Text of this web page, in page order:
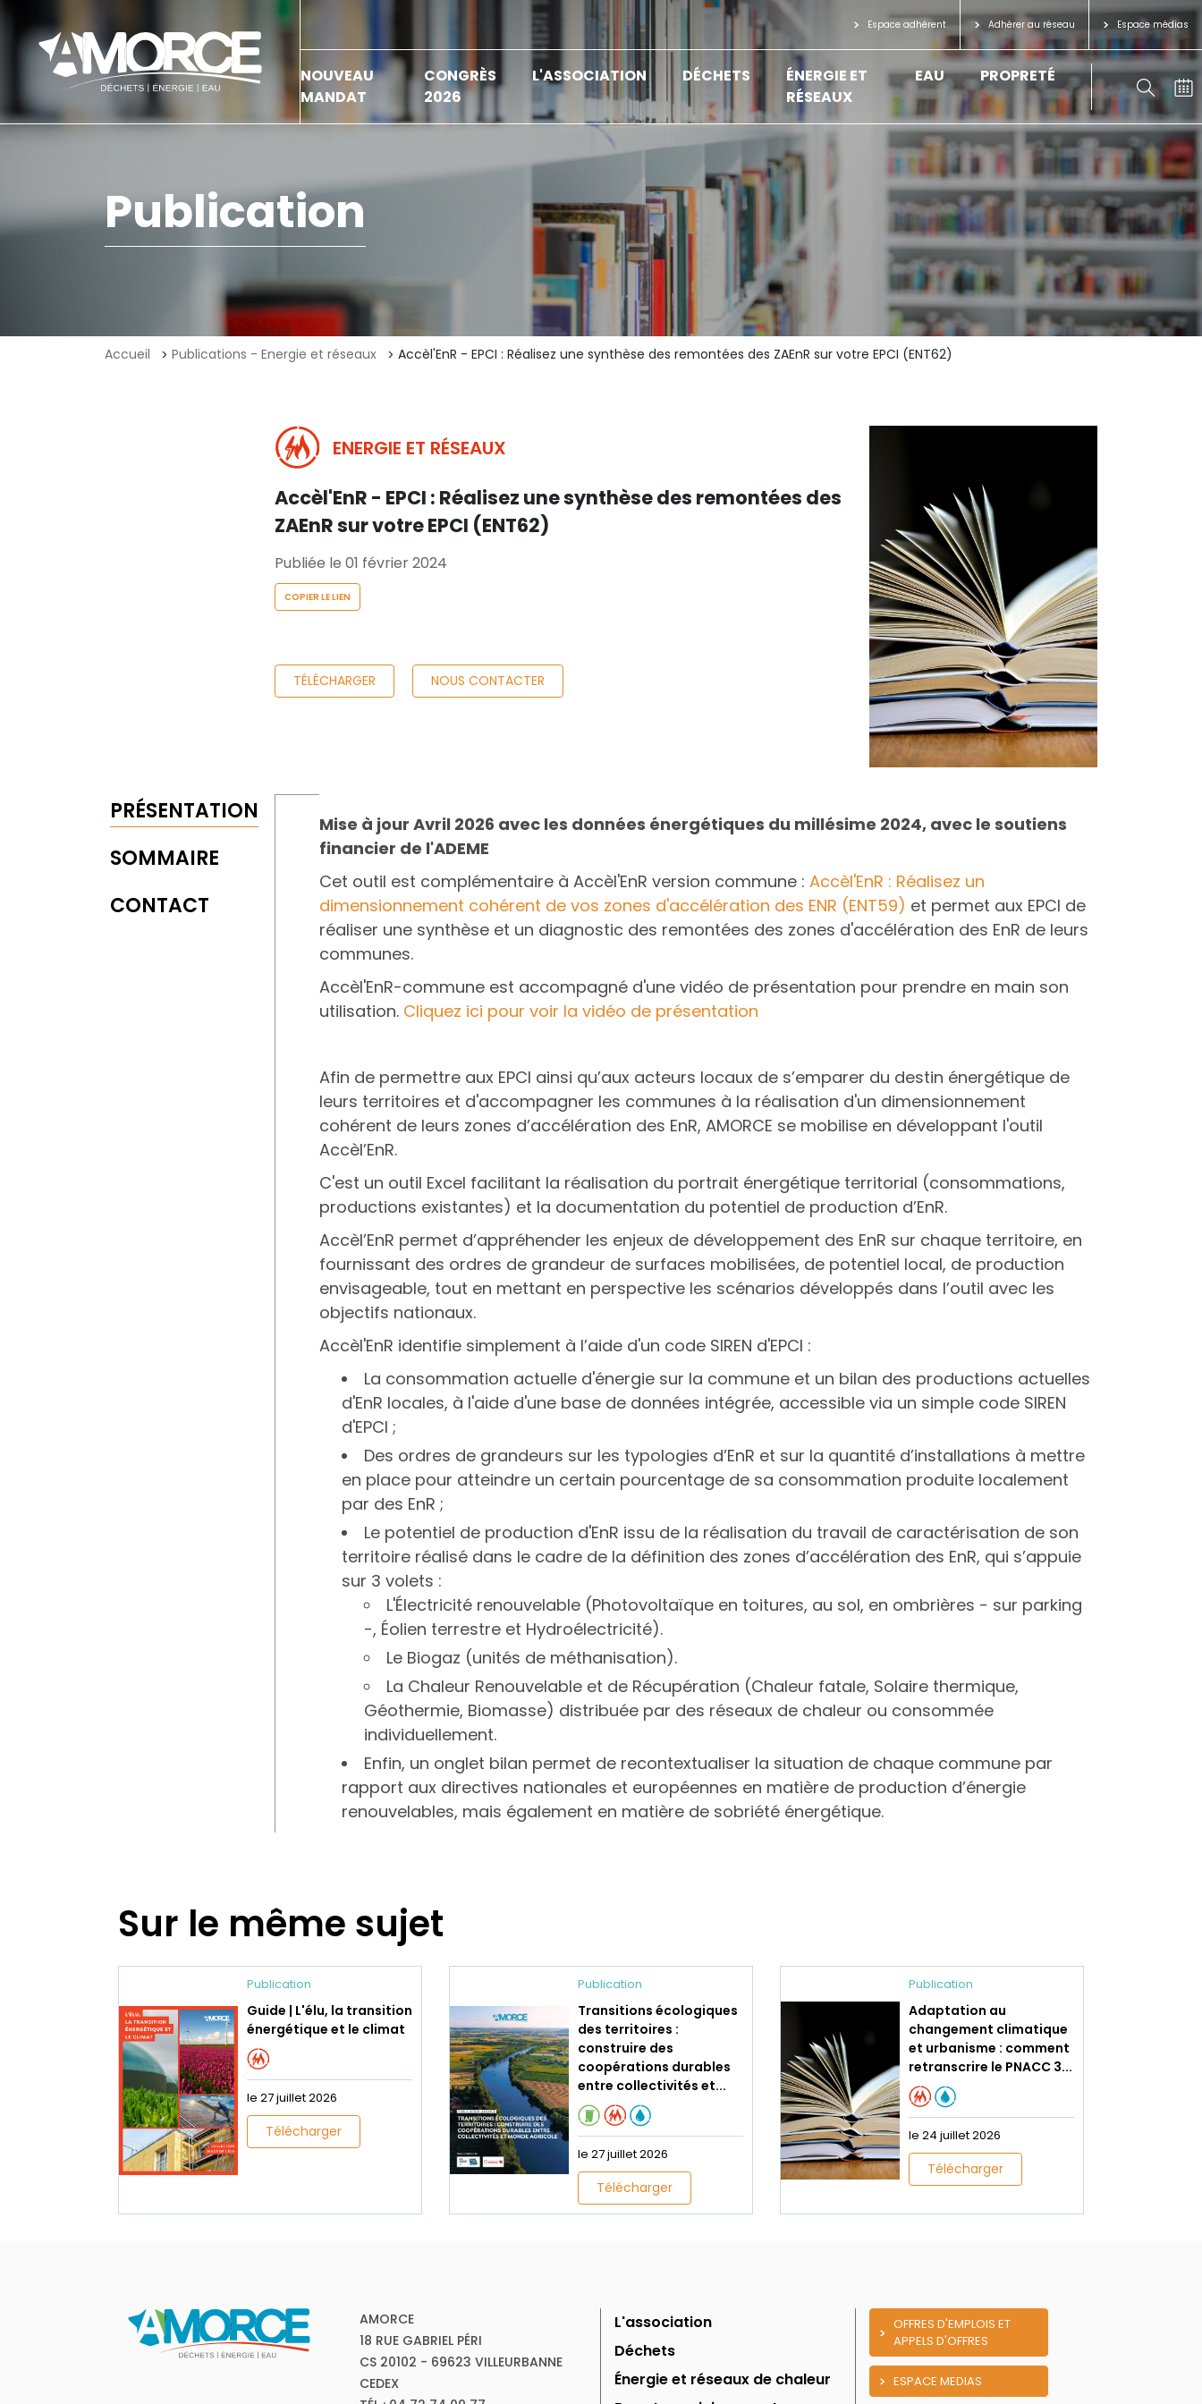
Espace adhérent Adhérer au réseau Espace médias
NOUVEAU
MANDAT
CONGRÈS
2026
L'ASSOCIATION DÉCHETS
ÉNERGIE ET
RÉSEAUX
EAU PROPRETÉ
Publication
Accueil Publications - Energie et réseaux Accèl'EnR - EPCI : Réalisez une synthèse des remontées des ZAEnR sur votre EPCI (ENT62)
ENERGIE ET RÉSEAUX
Accèl'EnR - EPCI : Réalisez une synthèse des remontées des
ZAEnR sur votre EPCI (ENT62)
Publiée le 01 février 2024
COPIER LE LIEN
TÉLÉCHARGER NOUS CONTACTER
PRÉSENTATION
SOMMAIRE
CONTACT
Mise à jour Avril 2026 avec les données énergétiques du millésime 2024, avec le soutiens
financier de l'ADEME
Cet outil est complémentaire à Accèl'EnR version commune : Accèl'EnR : Réalisez un
dimensionnement cohérent de vos zones d'accélération des ENR (ENT59) et permet aux EPCI de
réaliser une synthèse et un diagnostic des remontées des zones d'accélération des EnR de leurs
communes.
Accèl'EnR-commune est accompagné d'une vidéo de présentation pour prendre en main son
utilisation. Cliquez ici pour voir la vidéo de présentation
Afin de permettre aux EPCI ainsi qu’aux acteurs locaux de s’emparer du destin énergétique de
leurs territoires et d'accompagner les communes à la réalisation d'un dimensionnement
cohérent de leurs zones d’accélération des EnR, AMORCE se mobilise en développant l'outil
Accèl’EnR.
C'est un outil Excel facilitant la réalisation du portrait énergétique territorial (consommations,
productions existantes) et la documentation du potentiel de production d’EnR.
Accèl’EnR permet d’appréhender les enjeux de développement des EnR sur chaque territoire, en
fournissant des ordres de grandeur de surfaces mobilisées, de potentiel local, de production
envisageable, tout en mettant en perspective les scénarios développés dans l’outil avec les
objectifs nationaux.
Accèl'EnR identifie simplement à l’aide d'un code SIREN d'EPCI :
La consommation actuelle d'énergie sur la commune et un bilan des productions actuelles
d'EnR locales, à l'aide d'une base de données intégrée, accessible via un simple code SIREN
d'EPCI ;
Des ordres de grandeurs sur les typologies d’EnR et sur la quantité d’installations à mettre
en place pour atteindre un certain pourcentage de sa consommation produite localement
par des EnR ;
Le potentiel de production d'EnR issu de la réalisation du travail de caractérisation de son
territoire réalisé dans le cadre de la définition des zones d’accélération des EnR, qui s’appuie
sur 3 volets :
L'Électricité renouvelable (Photovoltaïque en toitures, au sol, en ombrières - sur parking
-, Éolien terrestre et Hydroélectricité).
Le Biogaz (unités de méthanisation).
La Chaleur Renouvelable et de Récupération (Chaleur fatale, Solaire thermique,
Géothermie, Biomasse) distribuée par des réseaux de chaleur ou consommée
individuellement.
Enfin, un onglet bilan permet de recontextualiser la situation de chaque commune par
rapport aux directives nationales et européennes en matière de production d’énergie
renouvelables, mais également en matière de sobriété énergétique.
Sur le même sujet
Publication
Guide | L'élu, la transition
énergétique et le climat
le 27 juillet 2026
Télécharger
Publication
Transitions écologiques
des territoires :
construire des
coopérations durables
entre collectivités et...
le 27 juillet 2026
Télécharger
Publication
Adaptation au
changement climatique
et urbanisme : comment
retranscrire le PNACC 3...
le 24 juillet 2026
Télécharger
AMORCE
18 RUE GABRIEL PÉRI
CS 20102 - 69623 VILLEURBANNE
CEDEX
L'association
Déchets
Énergie et réseaux de chaleur
OFFRES D'EMPLOIS ET
APPELS D'OFFRES
ESPACE MEDIAS